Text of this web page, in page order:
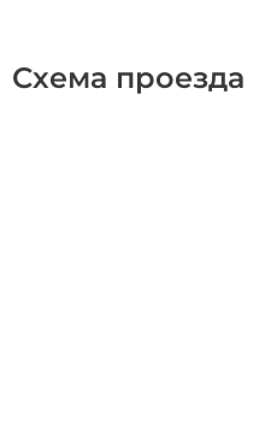
Схема проезда